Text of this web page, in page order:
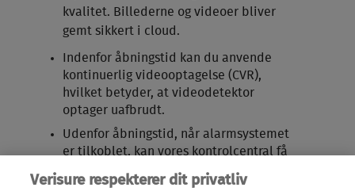
kvalitet. Billederne og videoer bliver
gemt sikkert i cloud.
Indenfor åbningstid kan du anvende
kontinuerlig videooptagelse (CVR),
hvilket betyder, at videodetektor
optager uafbrudt.
Udenfor åbningstid, når alarmsystemet
er tilkoblet, kan vores kontrolcentral få
virksomheden.
Verisure respekterer dit privatliv